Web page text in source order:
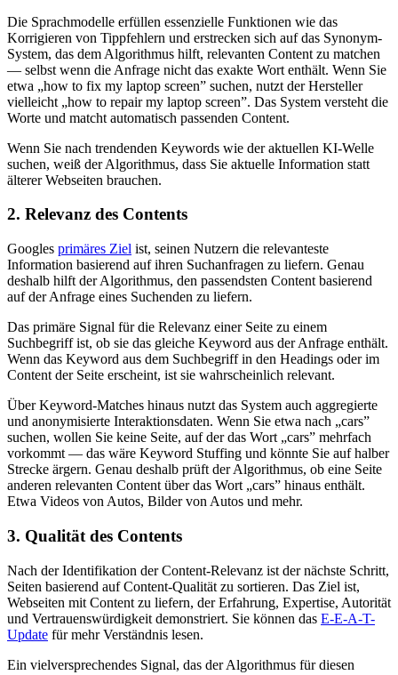
Die Sprachmodelle erfüllen essenzielle Funktionen wie das
Korrigieren von Tippfehlern und erstrecken sich auf das Synonym-
System, das dem Algorithmus hilft, relevanten Content zu matchen
— selbst wenn die Anfrage nicht das exakte Wort enthält. Wenn Sie
etwa „how to fix my laptop screen” suchen, nutzt der Hersteller
vielleicht „how to repair my laptop screen”. Das System versteht die
Worte und matcht automatisch passenden Content.
Wenn Sie nach trendenden Keywords wie der aktuellen KI-Welle
suchen, weiß der Algorithmus, dass Sie aktuelle Information statt
älterer Webseiten brauchen.
2. Relevanz des Contents
Googles primäres Ziel ist, seinen Nutzern die relevanteste
Information basierend auf ihren Suchanfragen zu liefern. Genau
deshalb hilft der Algorithmus, den passendsten Content basierend
auf der Anfrage eines Suchenden zu liefern.
Das primäre Signal für die Relevanz einer Seite zu einem
Suchbegriff ist, ob sie das gleiche Keyword aus der Anfrage enthält.
Wenn das Keyword aus dem Suchbegriff in den Headings oder im
Content der Seite erscheint, ist sie wahrscheinlich relevant.
Über Keyword-Matches hinaus nutzt das System auch aggregierte
und anonymisierte Interaktionsdaten. Wenn Sie etwa nach „cars”
suchen, wollen Sie keine Seite, auf der das Wort „cars” mehrfach
vorkommt — das wäre Keyword Stuffing und könnte Sie auf halber
Strecke ärgern. Genau deshalb prüft der Algorithmus, ob eine Seite
anderen relevanten Content über das Wort „cars” hinaus enthält.
Etwa Videos von Autos, Bilder von Autos und mehr.
3. Qualität des Contents
Nach der Identifikation der Content-Relevanz ist der nächste Schritt,
Seiten basierend auf Content-Qualität zu sortieren. Das Ziel ist,
Webseiten mit Content zu liefern, der Erfahrung, Expertise, Autorität
und Vertrauenswürdigkeit demonstriert. Sie können das E-E-A-T-
Update für mehr Verständnis lesen.
Ein vielversprechendes Signal, das der Algorithmus für diesen